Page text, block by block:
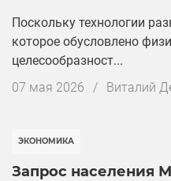
Поскольку технологии
которое обусловлено
целесообразност...
Дата
07 мая 2026 / Виталий
ЭКОНОМИКА
Запрос населения